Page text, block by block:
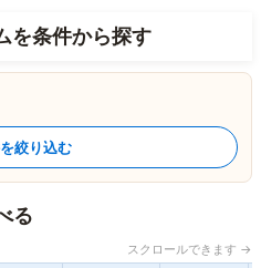
を条件から探す
絞り込む
る
スクロールできます →